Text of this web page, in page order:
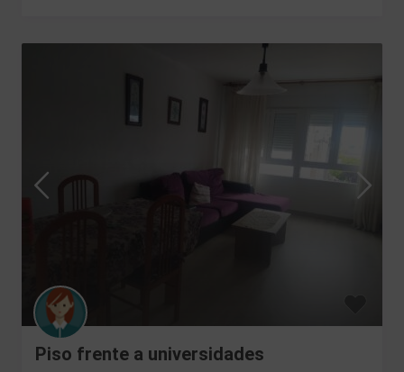
Piso frente a universidades